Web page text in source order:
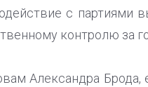
с партиями
контролю за
Александра